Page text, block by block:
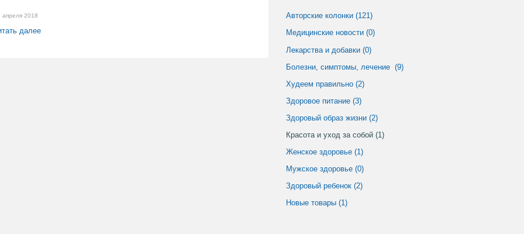
апреля 2018
далее
Авторские колонки (121)
Медицинские новости (0)
Лекарства и добавки (0)
Болезни, симптомы, лечение (9)
Худеем правильно (2)
Здоровое питание (3)
Здоровый образ жизни (2)
Красота и уход за собой (1)
Женское здоровье (1)
Мужское здоровье (0)
Здоровый ребенок (2)
Новые товары (1)